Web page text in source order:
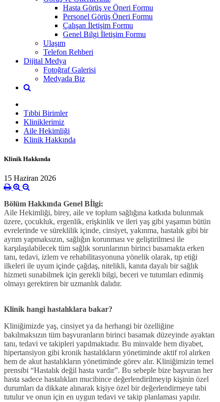
Hasta Görüş ve Öneri Formu
Personel Görüş Öneri Formu
Çalışan İletişim Formu
Genel Bilgi İletişim Formu
Ulaşım
Telefon Rehberi
Dijital Medya
Fotoğraf Galerisi
Medyada Biz
Tıbbi Birimler
Kliniklerimiz
Aile Hekimliği
Klinik Hakkında
Klinik Hakkında
15 Haziran 2026
Bölüm Hakkında Genel Bİlgi:
Aile Hekimliği, birey, aile ve toplum sağlığına katkıda bulunmak
üzere, çocukluk, ergenlik, erişkinlik ve ileri yaş gibi yaşamın bütün
evrelerinde ve süreklilik içinde, cinsiyet, yakınma, hastalık gibi bir
ayrım yapmaksızın, sağlığın korunması ve geliştirilmesi ile
karşılaşılabilecek tüm sağlık sorunlarının birinci basamakta erken
tanı, tedavi, izlem ve rehabilitasyonuna yönelik olarak, tıp etiği
ilkeleri ile uyum içinde çağdaş, nitelikli, kanıta dayalı bir sağlık
hizmeti sunabilmek için gerekli bilgi, beceri ve tutumları edinmiş
olmayı gerektiren bir uzmanlık dalıdır.
Klinik hangi hastalıklara bakar?
Kliniğimizde yaş, cinsiyet ya da herhangi bir özelliğine
bakılmaksızın tüm başvuranların birinci basamak düzeyinde ayaktan
tanı, tedavi ve takipleri yapılmaktadır. Bu minvalde hem diyabet,
hipertansiyon gibi kronik hastalıkların yönetiminde aktif rol alırken
hem de akut hastalıkların yönetiminde görev alır. Kliniğimizin temel
prensibi “Hastalık değil hasta vardır”. Bu sebeple bize başvuran her
hasta sadece hastalıkları mucibince değerlendirilmeyip kişinin özel
durumları da dikkate alınarak kişiye özel bir değerlendirmeye tabi
tutulur ve onun için en uygun tedavi ve takip planlaması yapılır.